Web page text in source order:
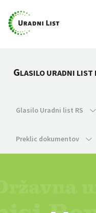
GLASILO URADNI LIST
Glasilo Uradni list RS
Preklic dokumentov